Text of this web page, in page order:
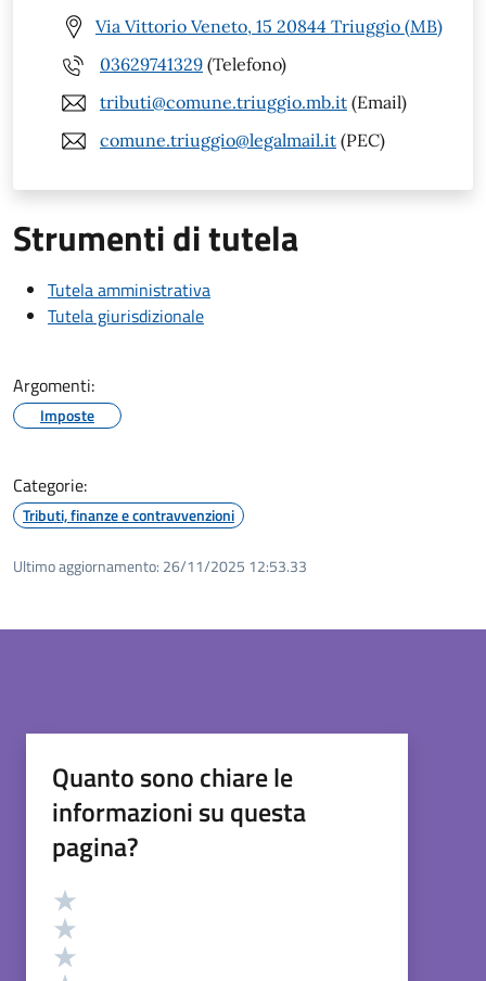
Via Vittorio Veneto, 15 20844 Triuggio (MB)
03629741329 (Telefono)
tributi@comune.triuggio.mb.it (Email)
comune.triuggio@legalmail.it (PEC)
Strumenti di tutela
Tutela amministrativa
Tutela giurisdizionale
Argomenti:
Imposte
Categorie:
Tributi, finanze e contravvenzioni
Ultimo aggiornamento: 26/11/2025 12:53.33
Quanto sono chiare le
informazioni su questa
pagina?
Valutazione